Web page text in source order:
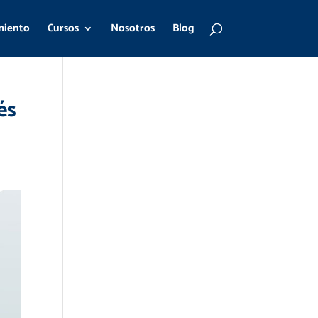
Cursos Nosotros Blog